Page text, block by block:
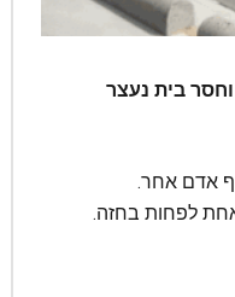
בית נעצר
אדם שתקף אדם אחר.